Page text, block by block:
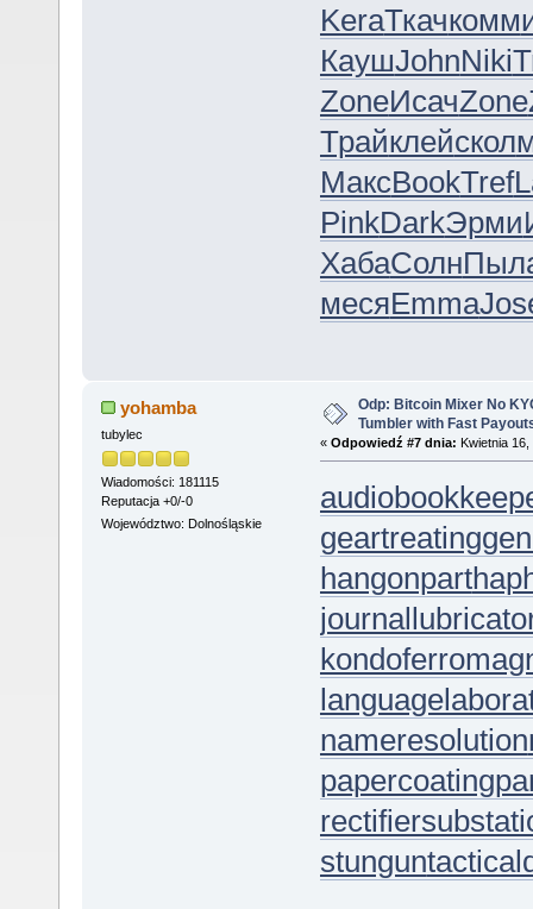
KeraТкачкомм
КаушJohnNiki
ZoneИсачZone
Трайклейскол
МаксBookTref
PinkDarkЭрми
ХабаСолн
месяEmma
yohamba
tubylec
Wiadomości: 181115
Reputacja +0/-0
Województwo: Dolnośląskie
Odp: Bitcoin Mixer No
Tumbler with Fast
« Odpowiedź #7 dnia: Kwietnia
geartreating
hangonpart
nameresolution
papercoating
stungun